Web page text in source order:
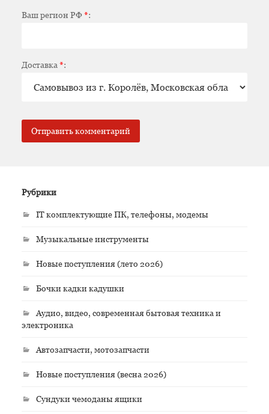
Ваш регион РФ*:
Доставка *:
Рубрики
IT комплектующие ПК, телефоны, модемы
Музыкальные инструменты
Новые поступления (лето 2026)
Бочки кадки кадушки
Аудио, видео, современная бытовая техника и
электроника
Автозапчасти, мотозапчасти
Новые поступления (весна 2026)
Сундуки чемоданы ящики